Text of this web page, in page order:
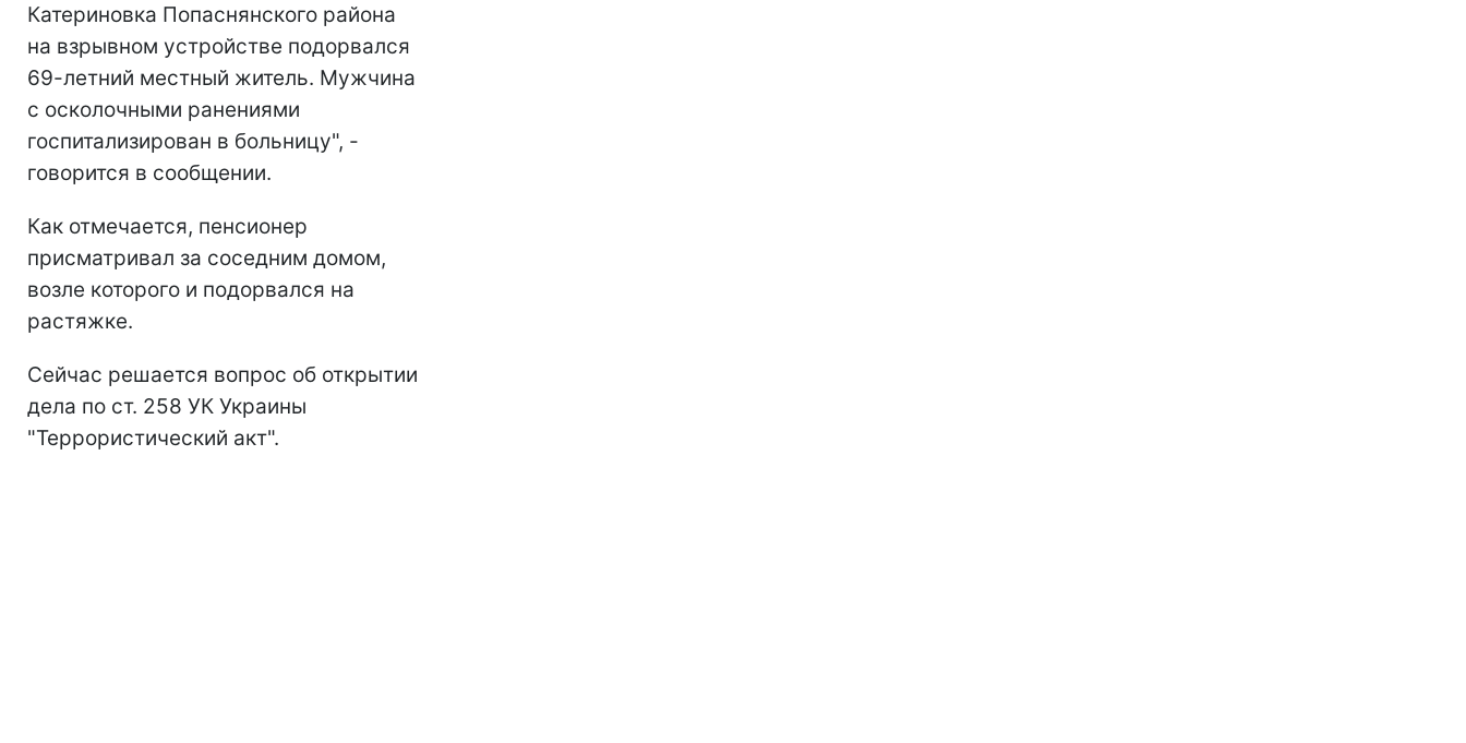
Катериновка Попаснянского района
на взрывном устройстве подорвался
69-летний местный житель. Мужчина
с осколочными ранениями
госпитализирован в больницу", -
говорится в сообщении.
Как отмечается, пенсионер
присматривал за соседним домом,
возле которого и подорвался на
растяжке.
Сейчас решается вопрос об открытии
дела по ст. 258 УК Украины
"Террористический акт".